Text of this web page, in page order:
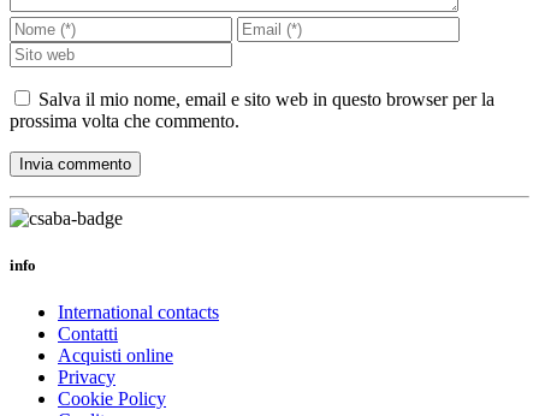
Salva il mio nome, email e sito web in questo browser per la
prossima volta che commento.
info
International contacts
Contatti
Acquisti online
Privacy
Cookie Policy